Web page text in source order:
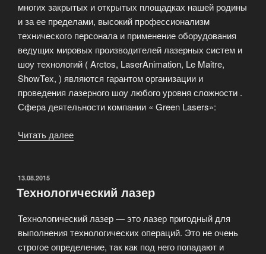
многих закрытых и открытых площадках нашей родины
и за ее пределами, высокий профессионализм
технического персонала и применение оборудования
ведущих мировых производителей лазерных систем и
шоу технологий ( Arctos, LaserAnimation, Le Maitre,
ShowTex, ) являются гарантом организации и
проведения лазерного шоу любого уровня сложности .
Сфера деятельности компании « Green Lasers»:
Читать далее
шоу
любой
точке
мира»
ОПУБЛИКОВАНО
13.08.2015
Технологический лазер
Технологический лазер — это лазер пригодный для
выполнения технологических операций. Это не очень
строгое определение, так как под него попадают и